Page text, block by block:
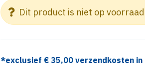
Dit product is niet op voorraad
*exclusief €35,00 verzendkosten in